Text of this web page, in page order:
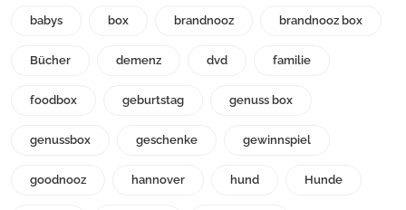
babys box brandnooz brandnooz box
Bücher demenz dvd familie
foodbox geburtstag genuss box
genussbox geschenke gewinnspiel
goodnooz hannover hund Hunde